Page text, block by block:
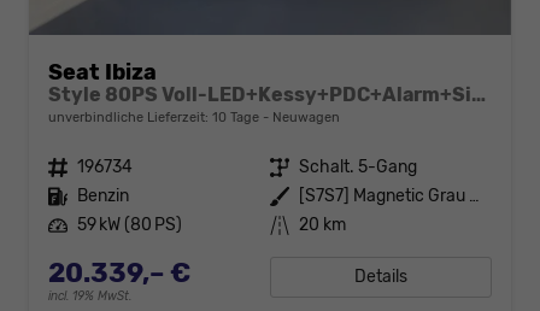
Seat Ibiza
Style 80PS Voll-LED+Kessy+PDC+Alarm+Sitzheizung+Kamera+App-Connect
unverbindliche Lieferzeit: 10 Tage Neuwagen
Fahrzeugnr. 196734 Getriebe Schalt. 5-Gang
Kraftstoff Benzin Außenfarbe
[S7S7] Magnetic Grau Metallic
Leistung 59 kW (80 PS) Kilometerstand 20 km
20.339,– €
incl. 19% MwSt.
Details